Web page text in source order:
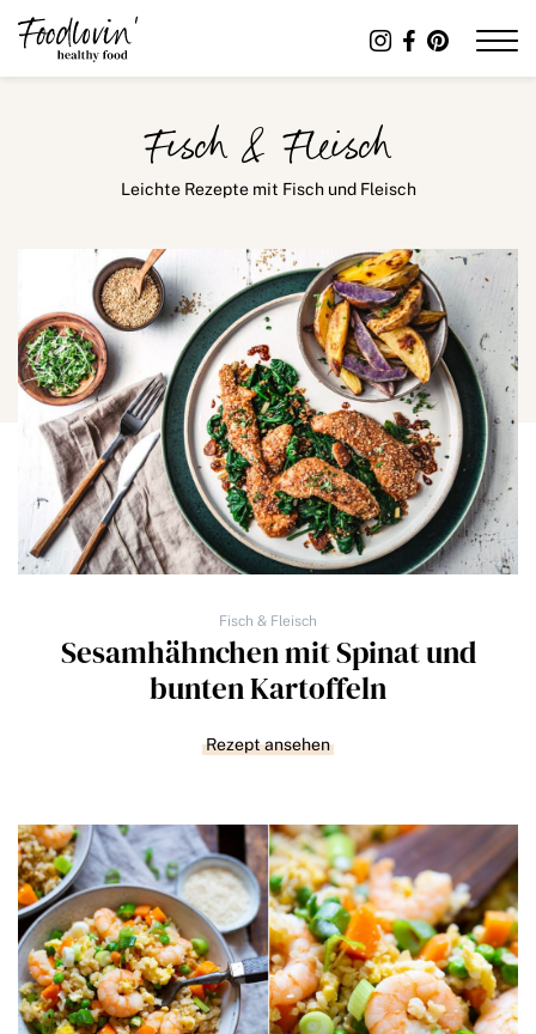
Fisch & Fleisch
Leichte Rezepte mit Fisch und Fleisch
Fisch & Fleisch
Sesamhähnchen mit Spinat und
bunten Kartoffeln
Rezept ansehen